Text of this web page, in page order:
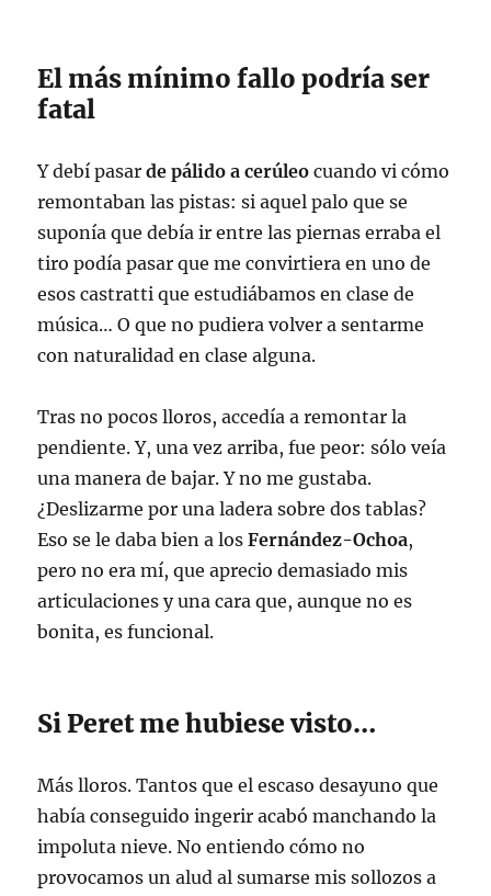
El más mínimo fallo podría ser
fatal
Y debí pasarde pálido a cerúleo cuando vi cómo
remontaban las pistas: si aquel palo que se
suponía que debía ir entre las piernas erraba el
tiro podía pasar que me convirtiera en uno de
esos castratti que estudiábamos en clase de
música… O que no pudiera volver a sentarme
con naturalidad en clase alguna.
Tras no pocos lloros, accedía a remontar la
pendiente. Y, una vez arriba, fue peor: sólo veía
una manera de bajar. Y no me gustaba.
¿Deslizarme por una ladera sobre dos tablas?
Eso se le daba bien a losFernández-Ochoa,
pero no era mí, que aprecio demasiado mis
articulaciones y una cara que, aunque no es
bonita, es funcional.
Si Peret me hubiese visto…
Más lloros. Tantos que el escaso desayuno que
había conseguido ingerir acabó manchando la
impoluta nieve. No entiendo cómo no
provocamos un alud al sumarse mis sollozos a